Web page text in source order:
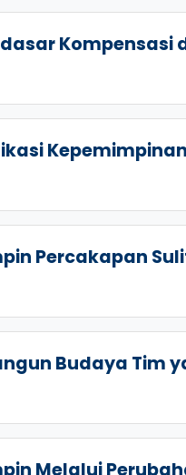
Kompensasi
Percakapan
Budaya Tim
Melalui